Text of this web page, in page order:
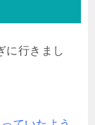
に行きまし